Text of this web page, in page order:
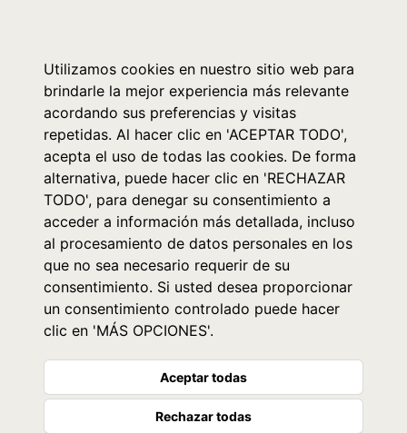
Utilizamos cookies en nuestro sitio web para
brindarle la mejor experiencia más relevante
acordando sus preferencias y visitas
repetidas. Al hacer clic en 'ACEPTAR TODO',
acepta el uso de todas las cookies. De forma
alternativa, puede hacer clic en 'RECHAZAR
TODO', para denegar su consentimiento a
acceder a información más detallada, incluso
al procesamiento de datos personales en los
que no sea necesario requerir de su
consentimiento. Si usted desea proporcionar
un consentimiento controlado puede hacer
clic en 'MÁS OPCIONES'.
Aceptar todas
Rechazar todas